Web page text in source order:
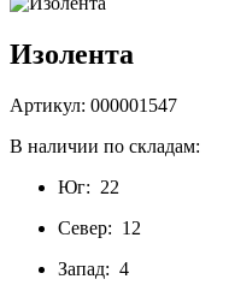
Изолента
Артикул: 000001547
В наличии по складам:
Юг: 22
Север: 12
Запад: 4